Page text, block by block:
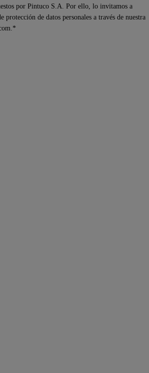
por Pintuco S.A. Por ello, lo invitamos a
protección de datos personales a través de nuestra